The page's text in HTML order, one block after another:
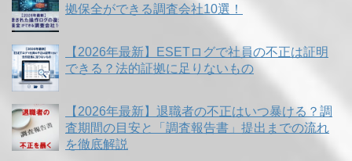
拠保全ができる調査会社10選！
【2026年最新】ESETログで社員の不正は証明
できる？法的証拠に足りないもの
【2026年最新】退職者の不正はいつ暴ける？調
査期間の目安と「調査報告書」提出までの流れ
を徹底解説